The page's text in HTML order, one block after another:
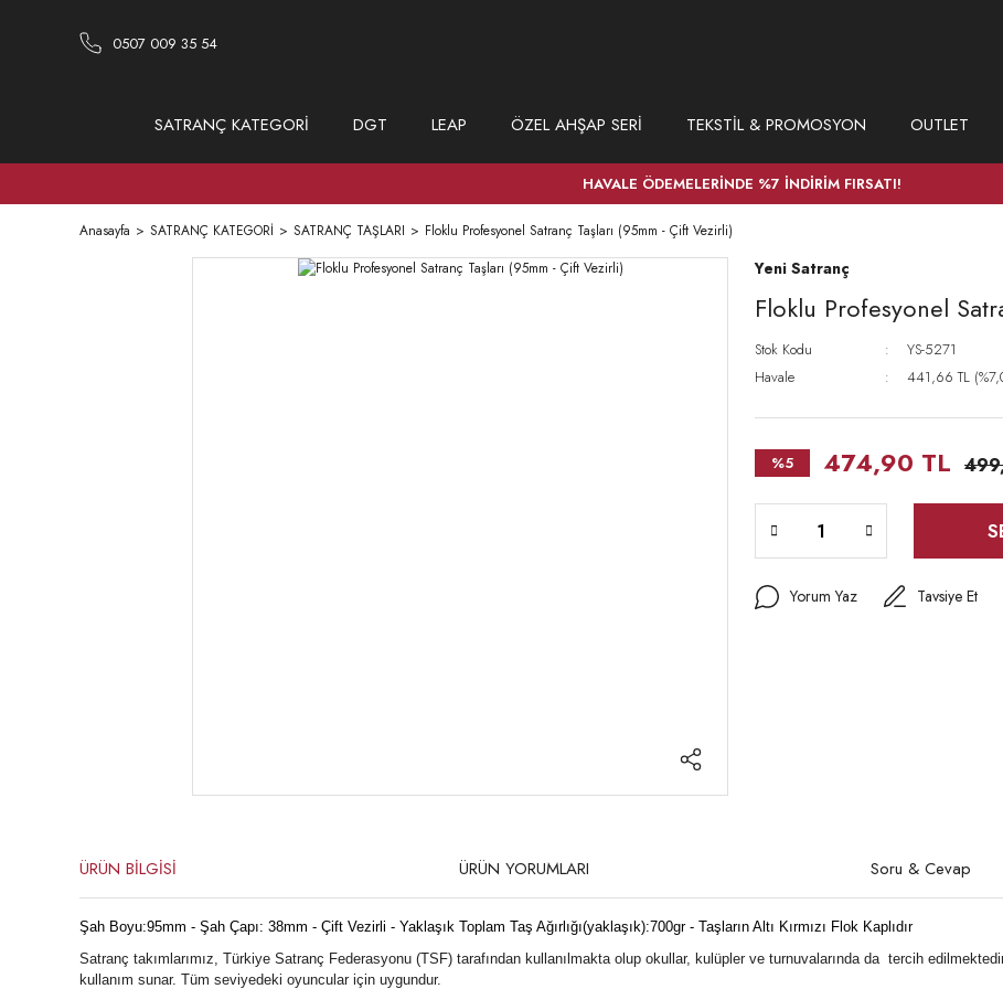
0507 009 35 54
SATRANÇ KATEGORİ DGT LEAP ÖZEL AHŞAP SERİ TEKSTİL & PROMOSYON OUTLET
HAVALE ÖDEMELERİNDE %7 İNDİRİM FIRSATI!
Anasayfa SATRANÇ KATEGORİ SATRANÇ TAŞLARI Floklu Profesyonel Satranç Taşları (95mm - Çift Vezirli)
Yeni Satranç
Floklu Profesyonel
Stok Kodu
YS-5271
Havale
441,66 TL
%5 474,90 TL
Yorum Yaz Tavsiye Et
ÜRÜN BİLGİSİ ÜRÜN YORUMLARI Soru & Cevap
Şah Boyu:95mm - Şah Çapı: 38mm - Çift Vezirli - Yaklaşık Toplam Taş Ağırlığı(yaklaşık):700gr - Taşların Altı Kırmızı Flok Kaplıdır
Satranç takımlarımız, Türkiye Satranç Federasyonu (TSF) tarafından kullanılmakta olup okullar, kulüpler ve turnuvalarında da tercih
kullanım sunar. Tüm seviyedeki oyuncular için uygundur.